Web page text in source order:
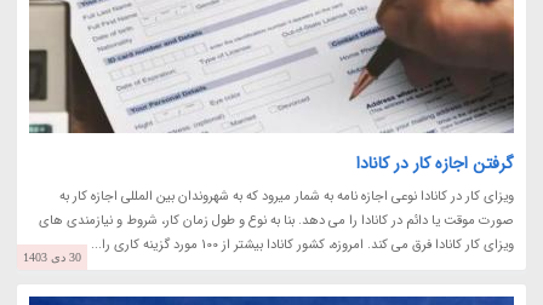
گرفتن اجازه کار در کانادا
ویزای کار در کانادا نوعی اجازه نامه به شمار میرود که به شهروندان بین المللی اجازه کار به
صورت موقت یا دائم در کانادا را می دهد. بنا به نوع و طول زمان کار، شروط و نیازمندی های
ویزای کار کانادا فرق می کند. امروزه، کشور کانادا بیشتر از 100 مورد گزینه کاری را...
30 دی 1403